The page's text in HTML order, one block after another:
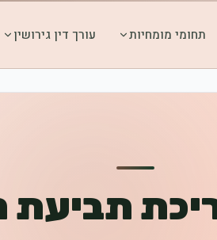
תחומי מומחיות עורך דין גירושין